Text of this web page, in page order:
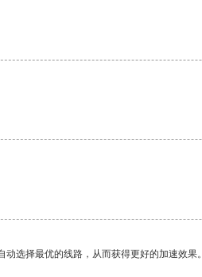
选择最优的线路，从而获得更好的加速效果。